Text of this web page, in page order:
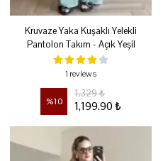
Kruvaze Yaka Kuşaklı Yelekli
Pantolon Takım - Açık Yeşil
1 reviews
%10
1,329 ₺
1,199.90 ₺